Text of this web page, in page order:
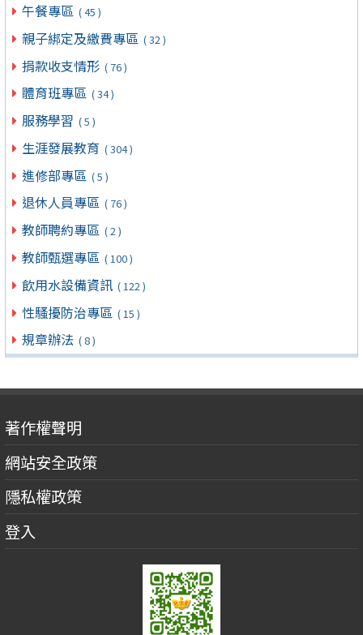
午餐專區 ( 45 )
親子綁定及繳費專區 ( 32 )
捐款收支情形 ( 76 )
體育班專區 ( 34 )
服務學習 ( 5 )
生涯發展教育 ( 304 )
進修部專區 ( 5 )
退休人員專區 ( 76 )
教師聘約專區 ( 2 )
教師甄選專區 ( 100 )
飲用水設備資訊 ( 122 )
性騷擾防治專區 ( 15 )
規章辦法 ( 8 )
著作權聲明
網站安全政策
隱私權政策
登入